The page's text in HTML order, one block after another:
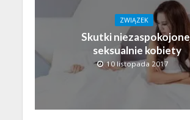
ZWIĄZEK
Skutki
seksualnie kobiety
10 listopada 2017